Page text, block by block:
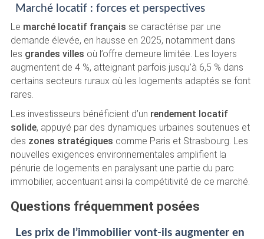
Marché locatif : forces et perspectives
Le marché locatif français se caractérise par une
demande élevée, en hausse en 2025, notamment dans
les grandes villes où l’offre demeure limitée. Les loyers
augmentent de 4 %, atteignant parfois jusqu’à 6,5 % dans
certains secteurs ruraux où les logements adaptés se font
rares.
Les investisseurs bénéficient d’un rendement locatif
solide, appuyé par des dynamiques urbaines soutenues et
des zones stratégiques comme Paris et Strasbourg. Les
nouvelles exigences environnementales amplifient la
pénurie de logements en paralysant une partie du parc
immobilier, accentuant ainsi la compétitivité de ce marché.
Questions fréquemment posées
Les prix de l’immobilier vont-ils augmenter en